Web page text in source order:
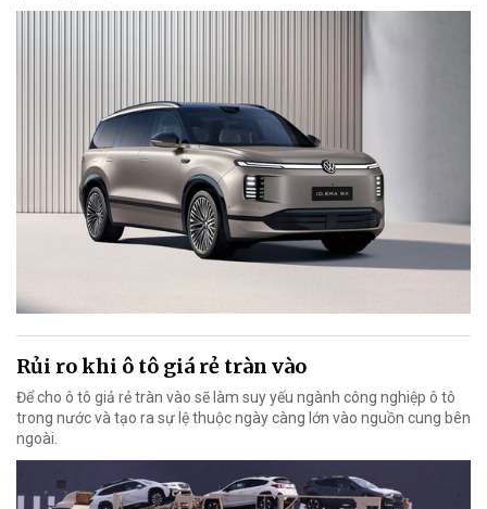
Rủi ro khi ô tô giá rẻ tràn vào
Để cho ô tô giả rẻ tràn vào sẽ làm suy yếu ngành công nghiệp ô tô
trong nước và tạo ra sự lệ thuộc ngày càng lớn vào nguồn cung bên
ngoài.